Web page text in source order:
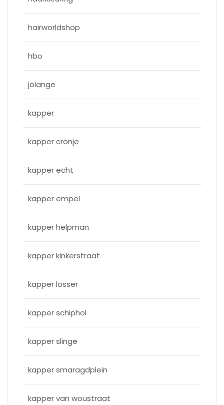
hairworldshop
hbo
jolange
kapper
kapper cronje
kapper echt
kapper empel
kapper helpman
kapper kinkerstraat
kapper losser
kapper schiphol
kapper slinge
kapper smaragdplein
kapper van woustraat